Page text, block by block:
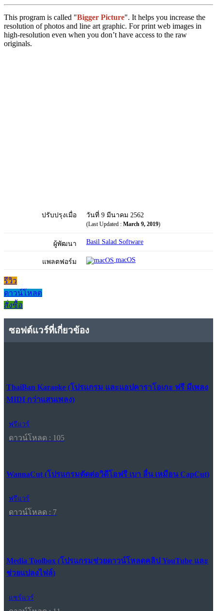
This program is called "Bigger Picture". It helps you increase the
resolution of photos and line art graphic. For print web images in
high-resolution even when you don’t have access to the raw
originals.
ปรับปรุงเมื่อ วันที่ 9 มีนาคม 2562
(Last Updated : March 9, 2019)
ผู้พัฒนา Basil Salad Software
แพลตฟอร์ม macOS
รีวิว
ดาวน์โหลด
สั่งซื้อ
ซอฟต์แวร์ที่เกี่ยวข้อง
ThaiBan Karaoke (โปรแกรม และแอปคาราโอเกะ ฟรี มีเพลง
MIDI กว่าแสนเพลง)
ฟรีแวร์
ดาวน์โหลด : 105
WannaCut (โปรแกรมตัดต่อวิดีโอฟรี เบา ลื่น เหมือน CapCut)
ฟรีแวร์
ดาวน์โหลด : 7
Media Toolbox (โปรแกรมช่วยดาวน์โหลดคลิป YouTube และ
ช่วยแปลงไฟล์)
แชร์แวร์